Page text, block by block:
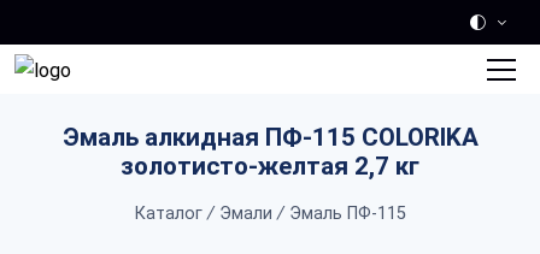
Эмаль алкидная ПФ-115 COLORIKA
золотисто-желтая 2,7 кг
Каталог / Эмали / Эмаль ПФ-115